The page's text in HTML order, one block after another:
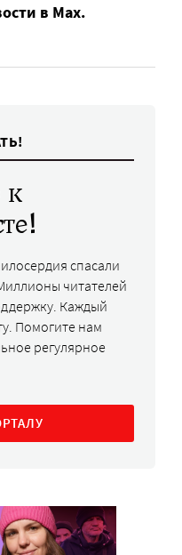
в Max.
спасали
читателей
Каждый
Помогите нам
регулярное